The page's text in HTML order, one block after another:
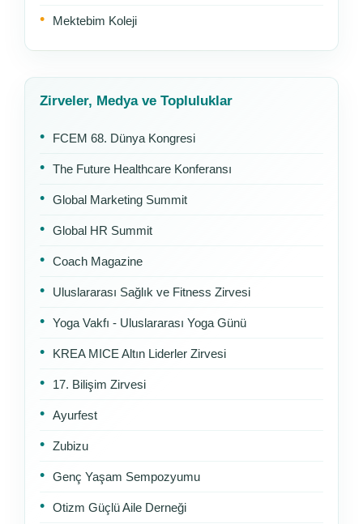
Mektebim Koleji
Zirveler, Medya ve Topluluklar
FCEM 68. Dünya Kongresi
The Future Healthcare Konferansı
Global Marketing Summit
Global HR Summit
Coach Magazine
Uluslararası Sağlık ve Fitness Zirvesi
Yoga Vakfı - Uluslararası Yoga Günü
KREA MICE Altın Liderler Zirvesi
17. Bilişim Zirvesi
Ayurfest
Zubizu
Genç Yaşam Sempozyumu
Otizm Güçlü Aile Derneği